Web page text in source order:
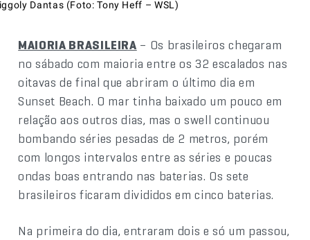
Dantas (Foto: Tony Heff – WSL)
MAIORIA BRASILEIRA – Os brasileiros chegaram
no sábado com maioria entre os 32 escalados nas
oitavas de final que abriram o último dia em
Sunset Beach. O mar tinha baixado um pouco em
relação aos outros dias, mas o swell continuou
bombando séries pesadas de 2 metros, porém
com longos intervalos entre as séries e poucas
ondas boas entrando nas baterias. Os sete
brasileiros ficaram divididos em cinco baterias.
Na primeira do dia, entraram dois e só um passou,